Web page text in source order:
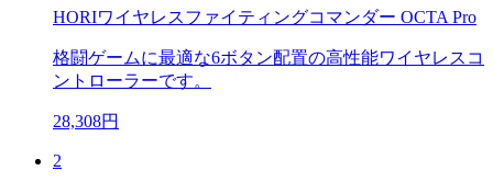
HORIワイヤレスファイティングコマンダー OCTA Pro
格闘ゲームに最適な6ボタン配置の高性能ワイヤレスコ
ントローラーです。
28,308円
2